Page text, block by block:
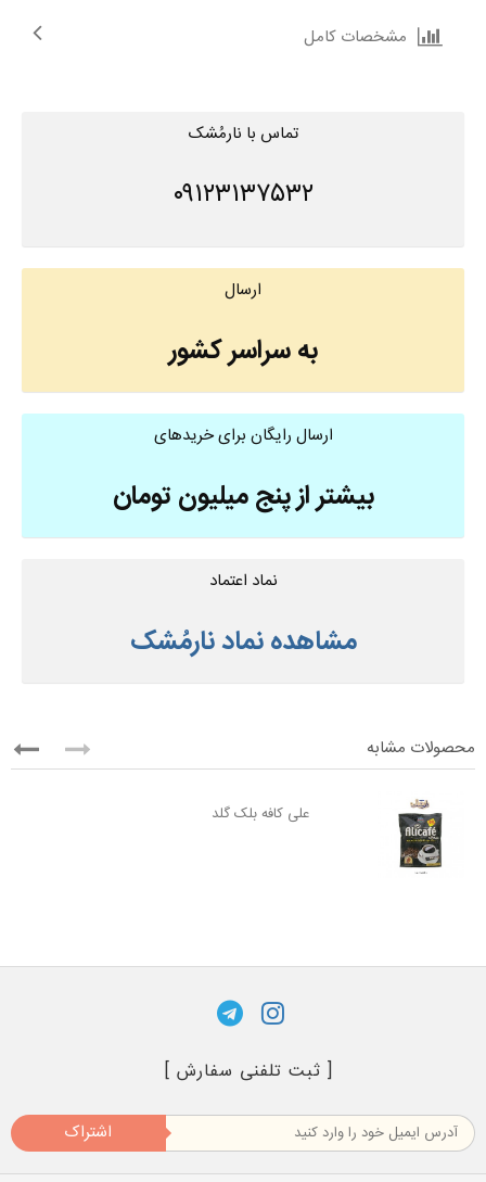
مشخصات کامل
تماس با نارمُشک
۰۹۱۲۳۱۳۷۵۳۲
ارسال
به سراسر کشور
ارسال رایگان برای خریدهای
بیشتر از پنج میلیون تومان
نماد اعتماد
مشاهده نماد نارمُشک
محصولات مشابه
علی کافه بلک گلد
[ ثبت تلفنی سفارش ]
اشتراک